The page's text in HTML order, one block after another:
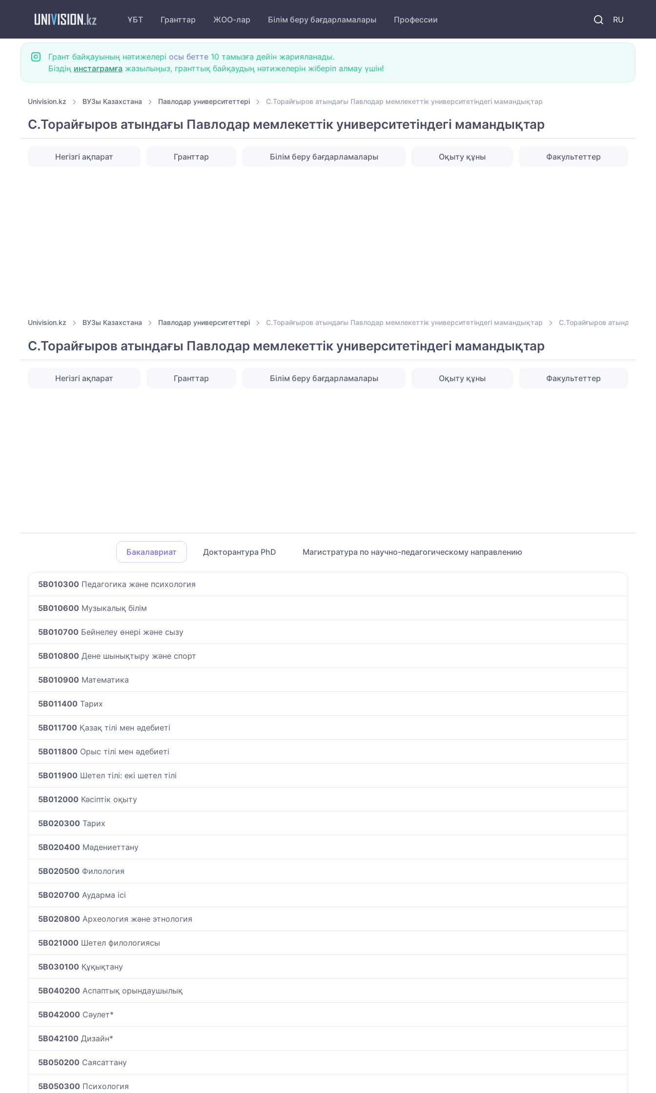
RU
ҰБТ Гранттар ЖОО-лар Білім беру бағдарламалары Профессии
Грант байқауының нәтижелері осы бетте 10 тамызға дейін жарияланады.
Біздің инстаграмға жазылыңыз, гранттық байқаудың нәтижелерін жіберіп алмау үшін!
Univision.kz ВУЗы Казахстана Павлодар университеттері С.Торайғыров атындағы Павлодар мемлекеттік университетіндегі мамандықтар
С.Торайғыров атындағы Павлодар мемлекеттік университетіндегі мамандықтар
Негізгі ақпарат Гранттар Білім беру бағдарламалары Оқыту құны Факультеттер
Univision.kz ВУЗы Казахстана Павлодар университеттері С.Торайғыров атындағы Павлодар мемлекеттік университетіндегі мамандықтар С.Торайғыров атындағы
С.Торайғыров атындағы Павлодар мемлекеттік университетіндегі мамандықтар
Негізгі ақпарат Гранттар Білім беру бағдарламалары Оқыту құны Факультеттер
Бакалавриат Докторантура PhD Магистратура по научно-педагогическому направлению
5B010300 Педагогика және психология
5B010600 Музыкалық білім
5B010700 Бейнелеу өнері және сызу
5B010800 Дене шынықтыру және спорт
5B010900 Математика
5B011400 Тарих
5B011700 Қазақ тілі мен әдебиеті
5B011800 Орыс тілі мен әдебиеті
5B011900 Шетел тілі: екі шетел тілі
5B012000 Кәсіптік оқыту
5B020300 Тарих
5B020400 Мәдениеттану
5B020500 Филология
5B020700 Аударма ісі
5B020800 Археология және этнология
5B021000 Шетел филологиясы
5B030100 Құқықтану
5B040200 Аспаптық орындаушылық
5B042000 Сәулет*
5B042100 Дизайн*
5B050200 Саясаттану
5B050300 Психология